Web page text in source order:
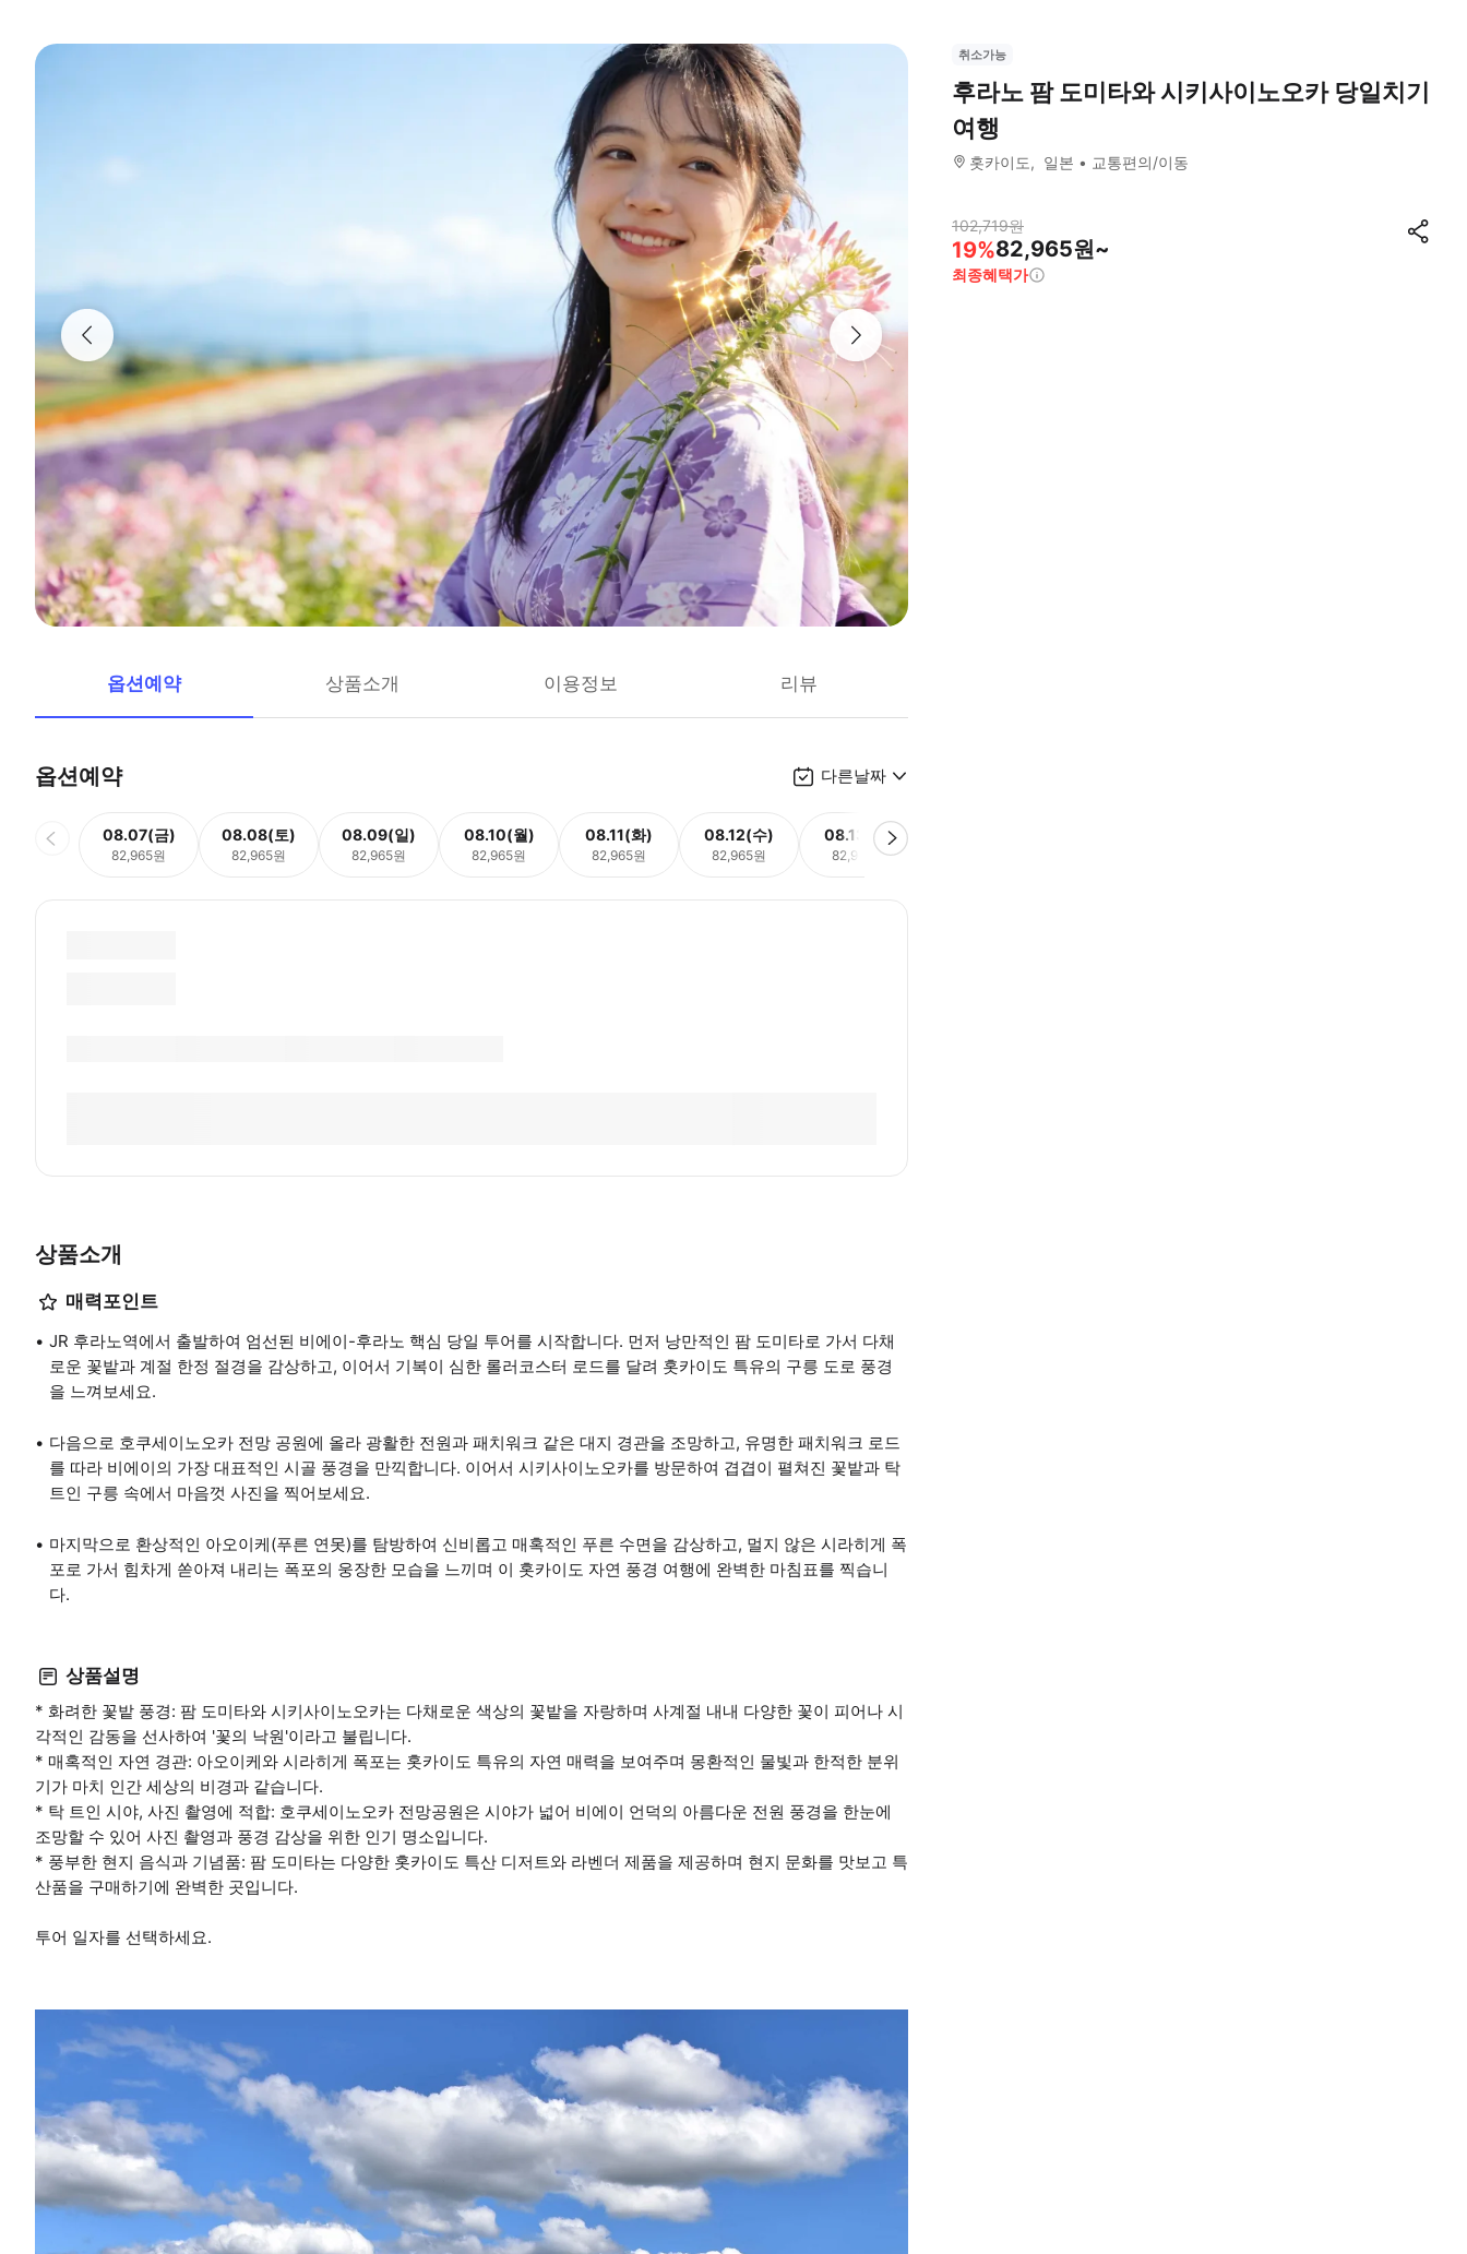
옵션예약 상품소개 이용정보 리뷰
옵션예약 다른날짜
08.07(금)
82,965원
08.08(토)
82,965원
08.09(일)
82,965원
08.10(월)
82,965원
08.11(화)
82,965원
08.12(수)
82,965원
08.13(목)
82,965원
상품소개
매력포인트
JR 후라노역에서 출발하여 엄선된 비에이-후라노 핵심 당일 투어를 시작합니다. 먼저 낭만적인 팜 도미타로 가서 다채
로운 꽃밭과 계절 한정 절경을 감상하고, 이어서 기복이 심한 롤러코스터 로드를 달려 홋카이도 특유의 구릉 도로 풍경
을 느껴보세요.
다음으로 호쿠세이노오카 전망 공원에 올라 광활한 전원과 패치워크 같은 대지 경관을 조망하고, 유명한 패치워크 로드
를 따라 비에이의 가장 대표적인 시골 풍경을 만끽합니다. 이어서 시키사이노오카를 방문하여 겹겹이 펼쳐진 꽃밭과 탁
트인 구릉 속에서 마음껏 사진을 찍어보세요.
마지막으로 환상적인 아오이케(푸른 연못)를 탐방하여 신비롭고 매혹적인 푸른 수면을 감상하고, 멀지 않은 시라히게 폭
포로 가서 힘차게 쏟아져 내리는 폭포의 웅장한 모습을 느끼며 이 홋카이도 자연 풍경 여행에 완벽한 마침표를 찍습니
다.
상품설명
* 화려한 꽃밭 풍경: 팜 도미타와 시키사이노오카는 다채로운 색상의 꽃밭을 자랑하며 사계절 내내 다양한 꽃이 피어나 시
각적인 감동을 선사하여 '꽃의 낙원'이라고 불립니다.
* 매혹적인 자연 경관: 아오이케와 시라히게 폭포는 홋카이도 특유의 자연 매력을 보여주며 몽환적인 물빛과 한적한 분위
기가 마치 인간 세상의 비경과 같습니다.
* 탁 트인 시야, 사진 촬영에 적합: 호쿠세이노오카 전망공원은 시야가 넓어 비에이 언덕의 아름다운 전원 풍경을 한눈에
조망할 수 있어 사진 촬영과 풍경 감상을 위한 인기 명소입니다.
* 풍부한 현지 음식과 기념품: 팜 도미타는 다양한 홋카이도 특산 디저트와 라벤더 제품을 제공하며 현지 문화를 맛보고 특
산품을 구매하기에 완벽한 곳입니다.
투어 일자를 선택하세요.
취소가능
후라노 팜 도미타와 시키사이노오카 당일치기
여행
홋카이도 일본 교통편의/이동
102,719원
19%82,965원~
최종혜택가